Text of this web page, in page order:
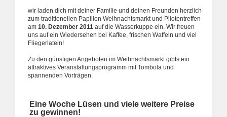
wir laden dich mit deiner Familie und deinen Freunden herzlich
zum traditionellen Papillon Weihnachtsmarkt und Pilotentreffen
am 10. Dezember 2011 auf die Wasserkuppe ein. Wir freuen
uns auf ein Wiedersehen bei Kaffee, frischen Waffeln und viel
Fliegerlatein!
Zu den günstigen Angeboten im Weihnachtsmarkt gibts ein
attraktives Veranstaltungsprogramm mit Tombola und
spannenden Vorträgen.
Eine Woche Lüsen und viele weitere Preise
zu gewinnen!